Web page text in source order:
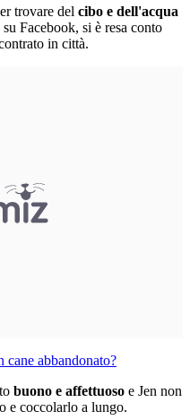
trovare del cibo e dell'acqua
Facebook, si è resa conto
in città.
cane abbandonato?
buono e affettuoso e Jen non
e coccolarlo a lungo.